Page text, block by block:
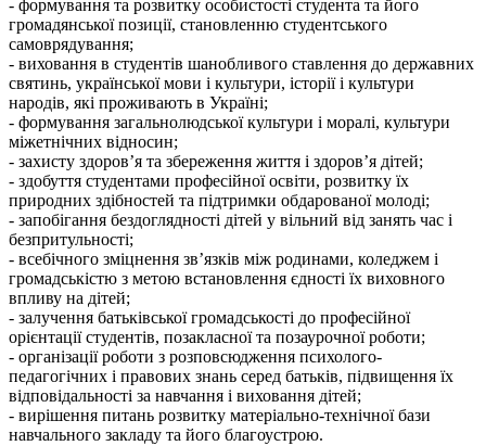
-​ формування та розвитку особистості студента та його
громадянської позиції, становленню студентського
самоврядування;
-​ виховання в студентів шанобливого ставлення до державних
святинь, української мови і культури, історії і культури
народів, які проживають в Україні;
-​ формування загальнолюдської культури і моралі, культури
міжетнічних відносин;
-​ захисту здоров’я та збереження життя і здоров’я дітей;
-​ здобуття студентами професійної освіти, розвитку їх
природних здібностей та підтримки обдарованої молоді;
-​ запобігання бездоглядності дітей у вільний від занять час і
безпритульності;
-​ всебічного зміцнення зв’язків між родинами, коледжем і
громадськістю з метою встановлення єдності їх виховного
впливу на дітей;
-​ залучення батьківської громадськості до професійної
орієнтації студентів, позакласної та позаурочної роботи;
-​ організації роботи з розповсюдження психолого-
педагогічних і правових знань серед батьків, підвищення їх
відповідальності за навчання і виховання дітей;
-​ вирішення питань розвитку матеріально-технічної бази
навчального закладу та його благоустрою.